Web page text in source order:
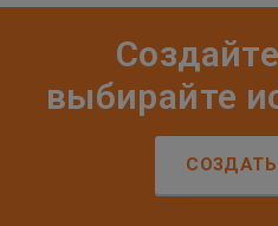
выбирайте